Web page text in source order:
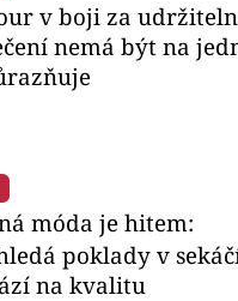
v boji za
nemá být na
móda je hitem:
poklady v
na kvalitu